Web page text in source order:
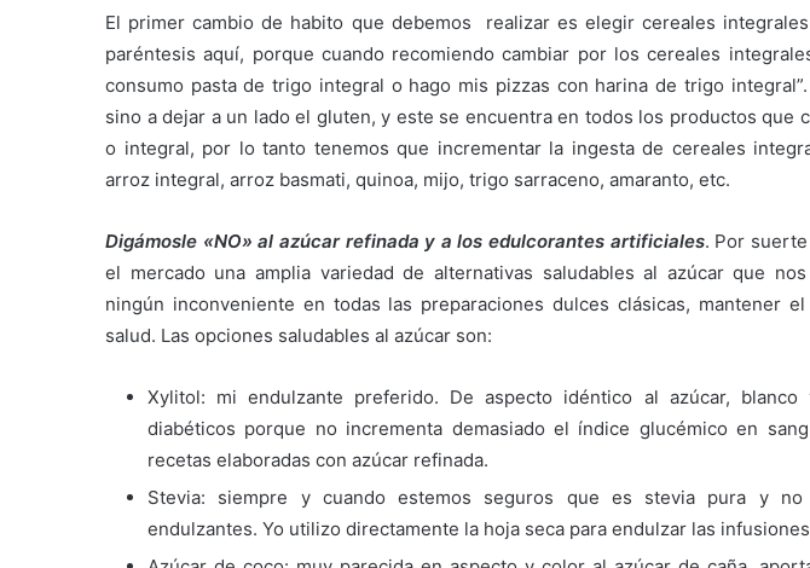
El primer cambio de habito que debemos realizar es elegir cereales
paréntesis aquí, porque cuando recomiendo cambiar por los cereales
consumo pasta de trigo integral o hago mis pizzas con harina de trigo
sino a dejar a un lado el gluten, y este se encuentra en todos los productos que
o integral, por lo tanto tenemos que incrementar la ingesta de cereales
arroz integral, arroz basmati, quinoa, mijo, trigo sarraceno, amaranto, etc.
Digámosle «NO» al azúcar refinada y a los edulcorantes artificiales. Por
el mercado una amplia variedad de alternativas saludables al azúcar que
ningún inconveniente en todas las preparaciones dulces clásicas, mantener
salud. Las opciones saludables al azúcar son:
Xylitol: mi endulzante preferido. De aspecto idéntico al azúcar,
diabéticos porque no incrementa demasiado el índice glucémico en
recetas elaboradas con azúcar refinada.
Stevia: siempre y cuando estemos seguros que es stevia pura y
endulzantes. Yo utilizo directamente la hoja seca para endulzar las infusiones